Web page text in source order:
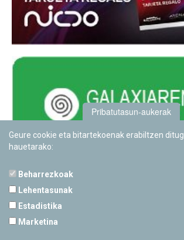
Pribatutasun-aukerak
Geure cookie eta bitartekoenak erabiltzen
hauetarako:
Beharrezkoak
Lehentasunak
Estadistika
Marketina